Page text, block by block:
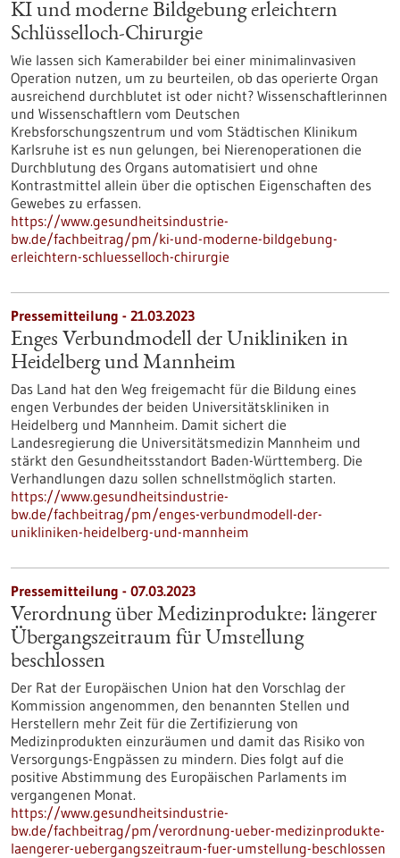
KI und moderne Bildgebung erleichtern
Schlüsselloch-Chirurgie
Wie lassen sich Kamerabilder bei einer minimalinvasiven
Operation nutzen, um zu beurteilen, ob das operierte Organ
ausreichend durchblutet ist oder nicht? Wissenschaftlerinnen
und Wissenschaftlern vom Deutschen
Krebsforschungszentrum und vom Städtischen Klinikum
Karlsruhe ist es nun gelungen, bei Nierenoperationen die
Durchblutung des Organs automatisiert und ohne
Kontrastmittel allein über die optischen Eigenschaften des
Gewebes zu erfassen.
https://www.gesundheitsindustrie-
bw.de/fachbeitrag/pm/ki-und-moderne-bildgebung-
erleichtern-schluesselloch-chirurgie
Pressemitteilung - 21.03.2023
Enges Verbundmodell der Unikliniken in
Heidelberg und Mannheim
Das Land hat den Weg freigemacht für die Bildung eines
engen Verbundes der beiden Universitätskliniken in
Heidelberg und Mannheim. Damit sichert die
Landesregierung die Universitätsmedizin Mannheim und
stärkt den Gesundheitsstandort Baden-Württemberg. Die
Verhandlungen dazu sollen schnellstmöglich starten.
https://www.gesundheitsindustrie-
bw.de/fachbeitrag/pm/enges-verbundmodell-der-
unikliniken-heidelberg-und-mannheim
Pressemitteilung - 07.03.2023
Verordnung über Medizinprodukte: längerer
Übergangszeitraum für Umstellung
beschlossen
Der Rat der Europäischen Union hat den Vorschlag der
Kommission angenommen, den benannten Stellen und
Herstellern mehr Zeit für die Zertifizierung von
Medizinprodukten einzuräumen und damit das Risiko von
Versorgungs-Engpässen zu mindern. Dies folgt auf die
positive Abstimmung des Europäischen Parlaments im
vergangenen Monat.
https://www.gesundheitsindustrie-
bw.de/fachbeitrag/pm/verordnung-ueber-medizinprodukte-
laengerer-uebergangszeitraum-fuer-umstellung-beschlossen